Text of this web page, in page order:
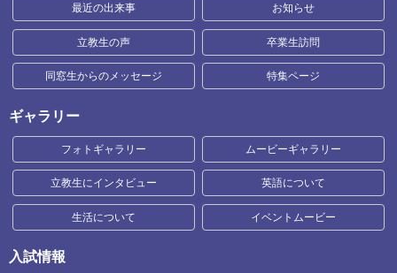
最近の出来事 お知らせ
立教生の声 卒業生訪問
同窓生からのメッセージ 特集ページ
ギャラリー
フォトギャラリー ムービーギャラリー
立教生にインタビュー 英語について
生活について イベントムービー
入試情報